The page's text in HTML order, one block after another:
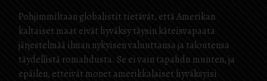
Pohjimmiltaan globalistit tietävät, että Amerikan
kaltaiset maat eivät hyväksy täysin käteisvapaata
järjestelmää ilman nykyisen valuuttansa ja taloutensa
täydellistä romahdusta. Se ei vain tapahdu muuten, ja
epäilen, etteivät monet amerikkalaiset hyväksyisi